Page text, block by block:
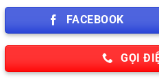
FACEBOOK
GỌI